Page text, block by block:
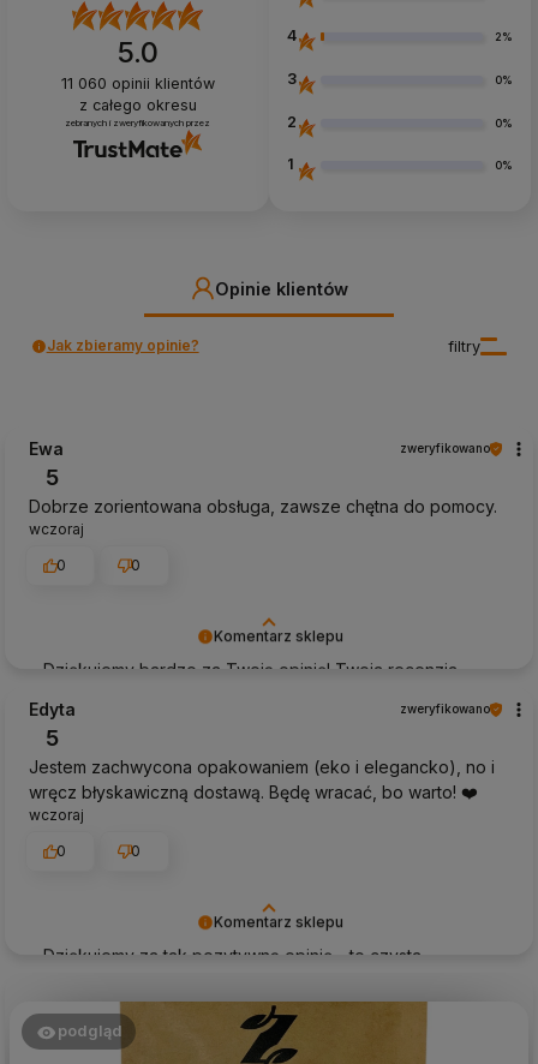
5.0
11 060 opinii klientów
z całego okresu
zebranych i zweryfikowanych przez
4 2%
3 0%
2 0%
1 0%
Opinie klientów
filtry
Jak zbieramy opinie?
Komentarz sklepu
Dziękujemy bardzo za Twoją opinię! Twoja recenzja
właściwym torze :) Z pozdrowieniami, obsługa sklepu.
Ewa zweryfikowano
5
Dobrze zorientowana obsługa, zawsze chętna do pomocy.
wczoraj
0
0
Komentarz sklepu
Dziękujemy za tak pozytywną opinię - to czysta
czas i wysiłek włożony w podzielenie się z nami Twoimi
doświadczeniami. Do zobaczenia!
Edyta zweryfikowano
5
Jestem zachwycona opakowaniem (eko i elegancko), no i
wręcz błyskawiczną dostawą. Będę wracać, bo warto! ❤️
wczoraj
0
0
podgląd